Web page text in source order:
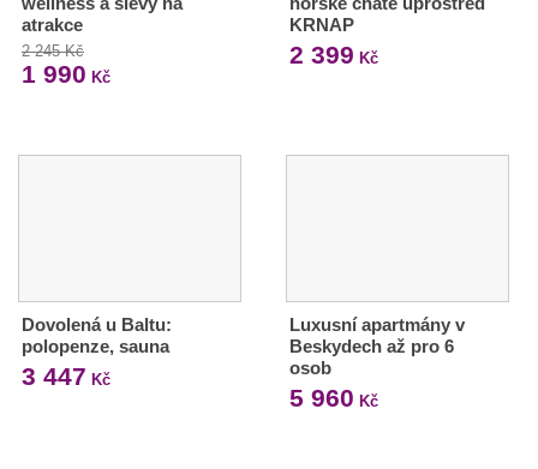
atrakce
2 245 Kč
1 990 Kč
KRNAP
2 399 Kč
Dovolená u Baltu:
polopenze, sauna
3 447 Kč
Luxusní apartmány v
Beskydech až pro 6
osob
5 960 Kč